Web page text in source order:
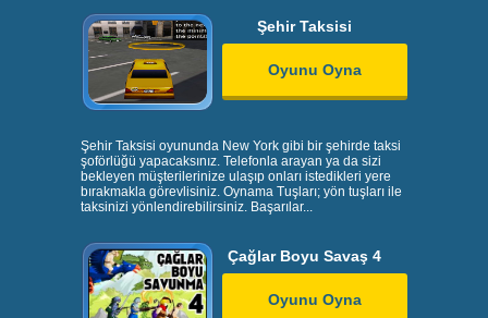
Şehir Taksisi
Oyunu Oyna
Şehir Taksisi oyununda New York gibi bir şehirde taksi
şoförlüğü yapacaksınız. Telefonla arayan ya da sizi
bekleyen müşterilerinize ulaşıp onları istedikleri yere
bırakmakla görevlisiniz. Oynama Tuşları; yön tuşları ile
taksinizi yönlendirebilirsiniz. Başarılar...
Çağlar Boyu Savaş 4
Oyunu Oyna